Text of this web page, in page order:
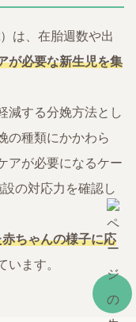
は、在胎週数や出
が必要な新生児を集
減する分娩方法とし
の種類にかかわら
アが必要になるケー
の対応力を確認し
ちゃんの様子に応
います。